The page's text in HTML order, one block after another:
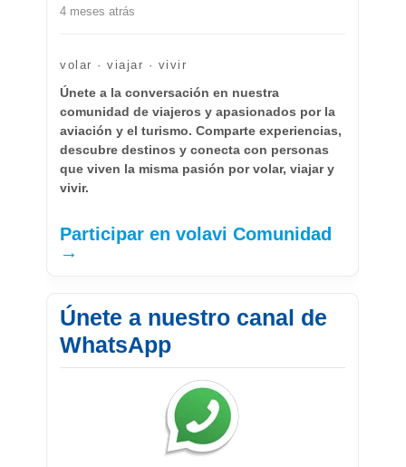
4 meses atrás
volar · viajar · vivir
Únete a la conversación en nuestra
comunidad de viajeros y apasionados por la
aviación y el turismo. Comparte experiencias,
descubre destinos y conecta con personas
que viven la misma pasión por volar, viajar y
vivir.
Participar en volavi Comunidad
→
Únete a nuestro canal de
WhatsApp